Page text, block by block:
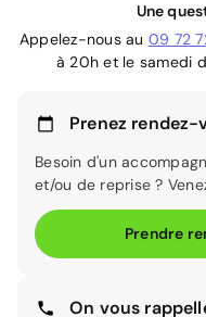
Une
Appelez-nous au 09 72
à 20h et le samedi
Prenez rendez-
Besoin d'un
et/ou de reprise ?
Prendre
On vous